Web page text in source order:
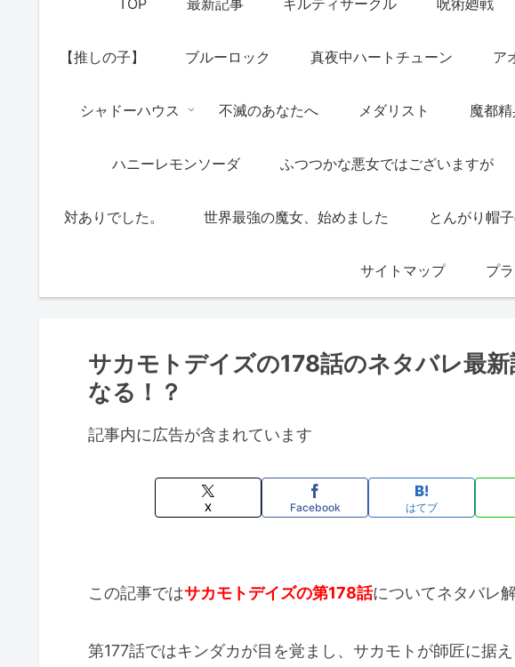
【推しの子】 ブルーロック 真夜中ハートチューン ア
シャドーハウス 不滅のあなたへ メダリスト 魔都
ハニーレモンソーダ ふつつかな悪女ではございますが
対ありでした。 世界最強の魔女、始めました とんがり帽
サイトマップ プ
サカモトデイズの178話のネタバレ最
なる！？
記事内に広告が含まれています
X Facebook はてブ
この記事ではサカモトデイズの第178話についてネタバレ
第177話ではキンダカが目を覚まし、サカモトが師匠に据え